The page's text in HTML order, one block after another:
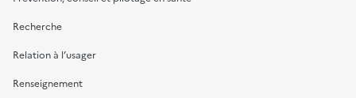
Recherche
Relation à l’usager
Renseignement